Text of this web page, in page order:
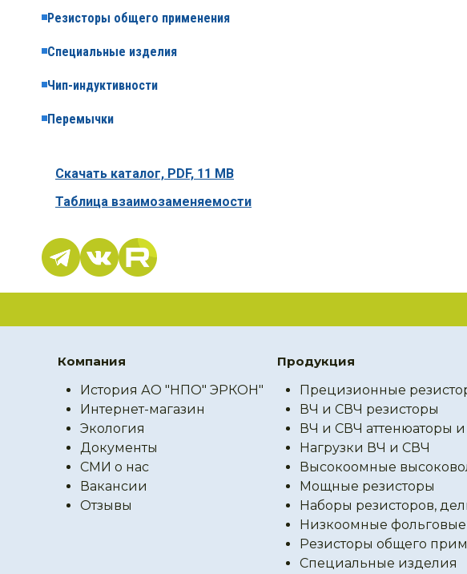
Резисторы общего применения
Специальные изделия
Чип-индуктивности
Перемычки
Скачать каталог, PDF, 11 MB
Таблица взаимозаменяемости
Компания
История АО "НПО" ЭРКОН"
Интернет-магазин
Экология
Документы
СМИ о нас
Вакансии
Отзывы
Продукция
Прецизионные
ВЧ и СВЧ резисторы
ВЧ и СВЧ аттенюаторы и
Нагрузки ВЧ и СВЧ
Высокоомные
Мощные резисторы
Наборы резисторов,
Низкоомные фольговые
Резисторы общего
Специальные изделия